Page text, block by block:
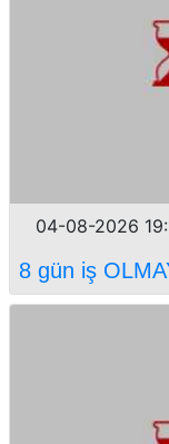
04-08-2026
8 gün iş